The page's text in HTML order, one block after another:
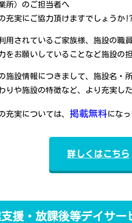
所）のご担当者へ
充実にご協力頂けますでしょうか!?
用されているご家族様、施設の職
をお願いしていることなど施設の
施設情報につきまして、施設名・
りや施設の特徴など、より充実し
充実については、 掲載無料になっ
詳しくはこちら
援・放課後等デイサ